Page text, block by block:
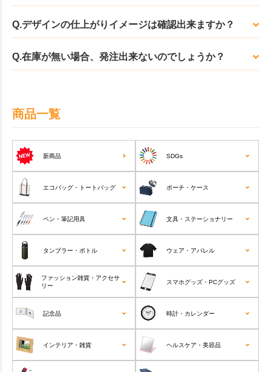
Q.デザインの仕上がりイメージは確認出来ますか？
Q.在庫が無い場合、発注出来ないのでしょうか？
商品一覧
新商品 SDGs
エコバッグ・トートバッグ ポーチ・ケース
ペン・筆記用具 文具・ステーショナリー
タンブラー・ボトル ウェア・アパレル
ファッション雑貨・アクセサ
リー
スマホグッズ・PCグッズ
記念品 時計・カレンダー
インテリア・雑貨 ヘルスケア・美容品